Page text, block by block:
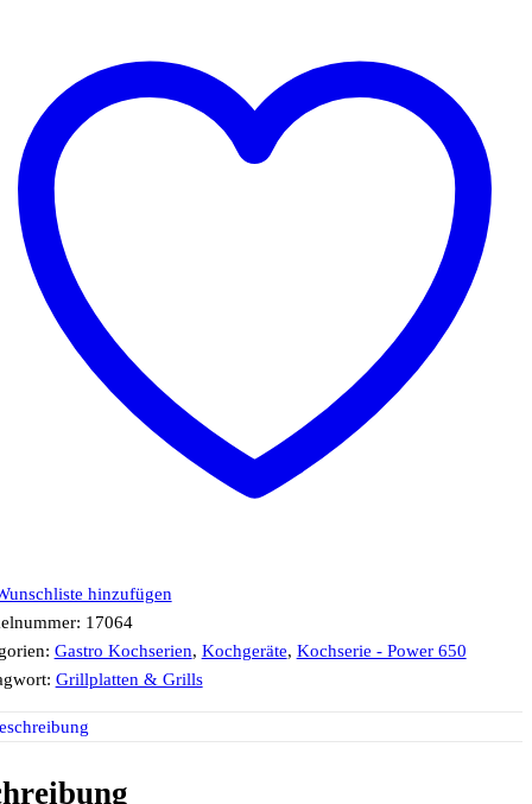
hinzufügen
17064
Gastro Kochserien, Kochgeräte, Kochserie - Power 650
Grillplatten & Grills